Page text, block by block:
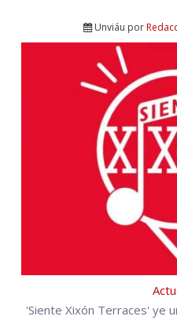
Unviáu por
'Siente Xixón Terraces' ye